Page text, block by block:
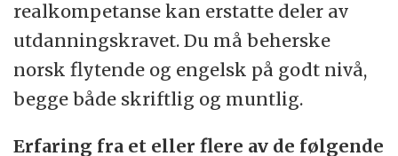
realkompetanse kan erstatte deler av
utdanningskravet. Du må beherske
norsk flytende og engelsk på godt nivå,
begge både skriftlig og muntlig.
Erfaring fra et eller flere av de følgende